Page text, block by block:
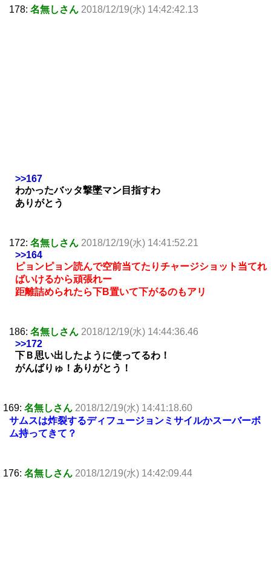
178: 名無しさん 2018/12/19(水) 14:42:42.13
>>167
わかったバッタ撃墜マン目指すわ
ありがとう
172: 名無しさん 2018/12/19(水) 14:41:52.21
>>164
ピョンピョン読んで空前当てたりチャージショット当てれ
ばいけるから頑張れー
距離詰められたら下B置いて下がるのもアリ
186: 名無しさん 2018/12/19(水) 14:44:36.46
>>172
下Ｂ思い出したように使ってるわ！
がんばりゅ！ありがとう！
169: 名無しさん 2018/12/19(水) 14:41:18.60
サムスは炸裂するディフュージョンミサイルかスーバーボ
ム持ってきて？
176: 名無しさん 2018/12/19(水) 14:42:09.44